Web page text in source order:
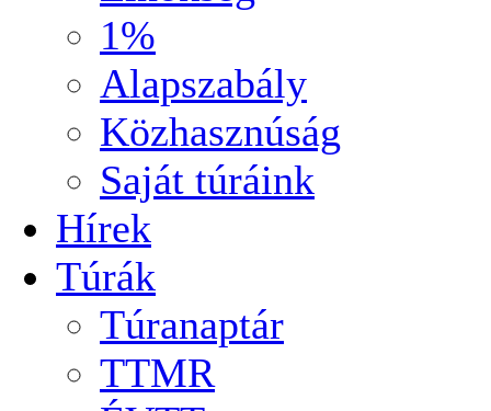
1%
Alapszabály
Közhasznúság
Saját túráink
Hírek
Túrák
Túranaptár
TTMR